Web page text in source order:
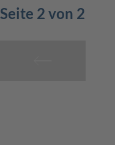
Seite 2 von 2